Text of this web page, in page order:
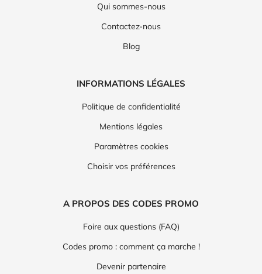
Qui sommes-nous
Contactez-nous
Blog
INFORMATIONS LÉGALES
Politique de confidentialité
Mentions légales
Paramètres cookies
Choisir vos préférences
A PROPOS DES CODES PROMO
Foire aux questions (FAQ)
Codes promo : comment ça marche !
Devenir partenaire